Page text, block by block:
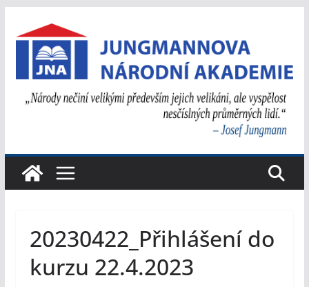
na
obsah
20230422_Přihlášení do
kurzu 22.4.2023